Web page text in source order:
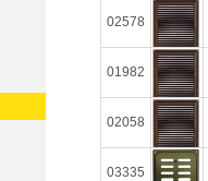
02578
01982
02058
03335